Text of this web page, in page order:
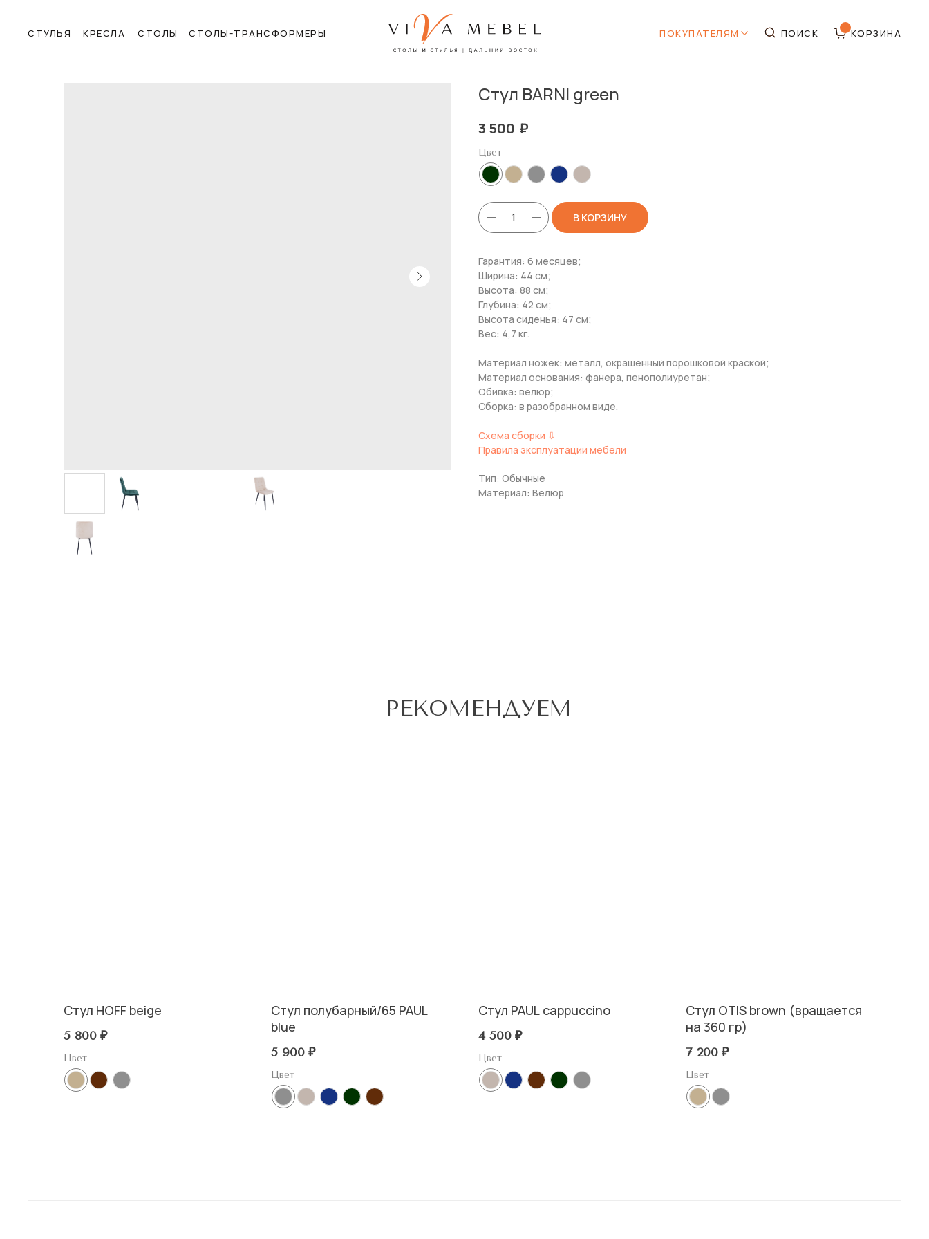
СТУЛЬЯ СТОЛЫ
КРЕСЛА СТОЛЫ-ТРАНСФОРМЕРЫ КОРЗИНА
ПОКУПАТЕЛЯМ ПОИСК
Стул BARNI green
3 500 ₽
Цвет
В КОРЗИНУ
Гарантия: 6 месяцев;
Ширина: 44 см;
Высота: 88 см;
Глубина: 42 см;
Высота сиденья: 47 см;
Вес: 4,7 кг.
Материал ножек: металл, окрашенный порошковой краской;
Материал основания: фанера, пенополиуретан;
Обивка: велюр;
Сборка: в разобранном виде.
Схема сборки ⇩
Правила эксплуатации мебели
Тип: Обычные
Материал: Велюр
РЕКОМЕНДУЕМ
Стул HOFF beige
5 800 ₽
Цвет
Стул полубарный/65 PAUL
blue
5 900 ₽
Цвет
Стул PAUL cappuccino
4 500 ₽
Цвет
Стул OTIS brown (вращается
на 360 гр)
7 200 ₽
Цвет